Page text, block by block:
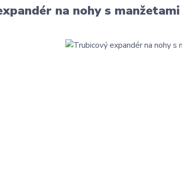
na nohy s manžetami